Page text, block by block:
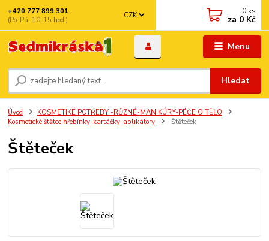
Menu
CZK
Hledat
+420 777 899 301
(Po-Pá, 10-15 hod.)
0 ks
za 0 Kč
Úvod
KOSMETIKÉ POTŘEBY -RŮZNÉ-MANIKÚRY-PÉČE O TĚLO
Kosmetické štětce hřebínky-kartáčky-aplikátory
Štěteček
Štěteček